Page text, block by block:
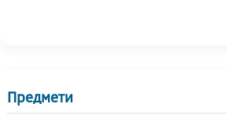
Предмети